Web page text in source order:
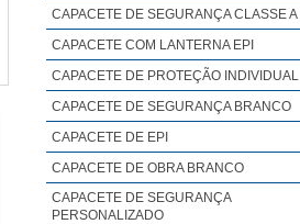
CAPACETE DE SEGURANÇA CLASSE A
CAPACETE COM LANTERNA EPI
CAPACETE DE PROTEÇÃO INDIVIDUAL
CAPACETE DE SEGURANÇA BRANCO
CAPACETE DE EPI
CAPACETE DE OBRA BRANCO
CAPACETE DE SEGURANÇA
PERSONALIZADO